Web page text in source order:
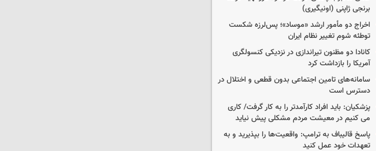
برنجی ژاپنی (اونیگیری)
اخراج دو مأمور ارشد «موساد»؛ پس‌لرزه شکست
توطئه شوم تغییر نظام ایران
کانادا دو مظنون تیراندازی در نزدیکی کنسولگری
آمریکا را بازداشت کرد
سامانه‌های تامین اجتماعی بدون قطعی و اختلال در
دسترس است
پزشکیان: باید افراد کارآمدتر را به کار گرفت/ کاری
می کنیم در معیشت مردم مشکلی پیش نیاید
پاسخ قالیباف به ترامپ: واقعیت‌ها را بپذیرید و به
تعهدات خود عمل کنید